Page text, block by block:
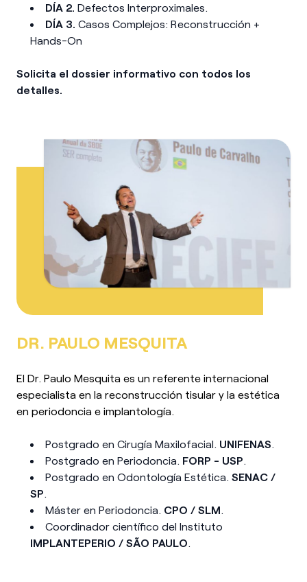
DÍA 2. Defectos Interproximales.
DÍA 3. Casos Complejos: Reconstrucción +
Hands-On
Solicita el dossier informativo con todos los
detalles.
DR. PAULO MESQUITA
El Dr. Paulo Mesquita es un referente internacional
especialista en la reconstrucción tisular y la estética
en periodoncia e implantología.
Postgrado en Cirugía Maxilofacial. UNIFENAS.
Postgrado en Periodoncia. FORP - USP.
Postgrado en Odontología Estética. SENAC /
SP.
Máster en Periodoncia. CPO / SLM.
Coordinador científico del Instituto
IMPLANTEPERIO / SÃO PAULO.